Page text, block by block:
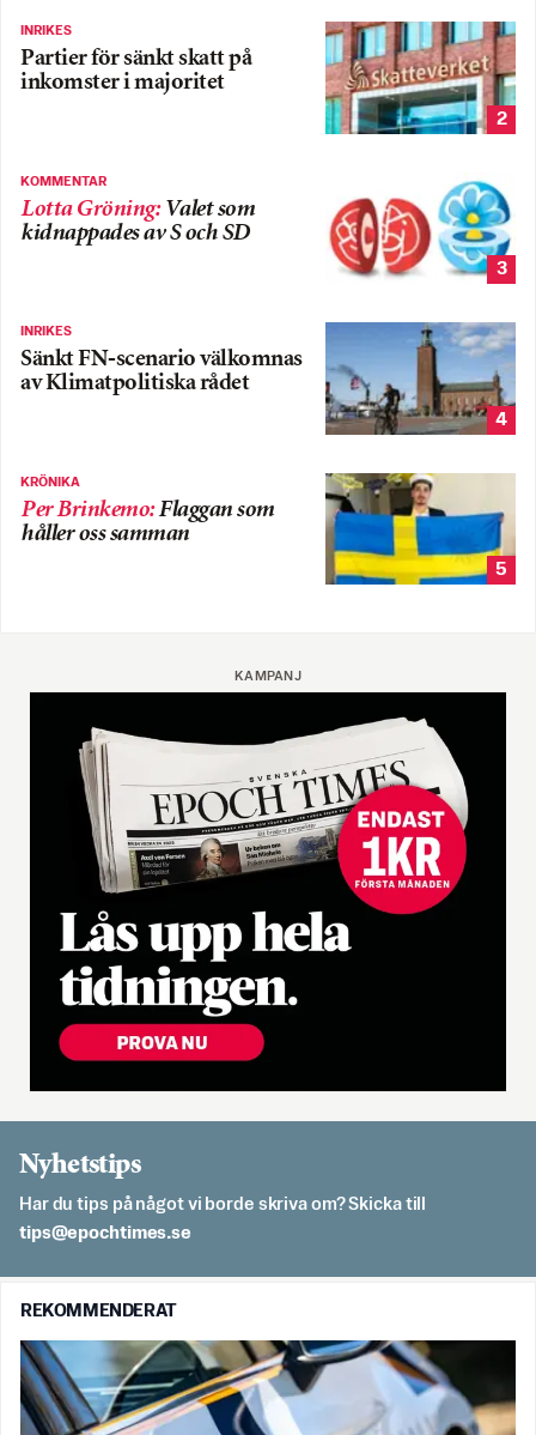
INRIKES
Partier för sänkt skatt på
inkomster i majoritet
2
KOMMENTAR
Lotta Gröning: Valet som
kidnappades av S och SD
3
INRIKES
Sänkt FN-scenario välkomnas
av Klimatpolitiska rådet
4
KRÖNIKA
Per Brinkemo:Flaggan som
håller oss samman
5
KAMPANJ
Nyhetstips
Har du tips på något vi borde skriva om? Skicka till
es.semithcope@spit
REKOMMENDERAT